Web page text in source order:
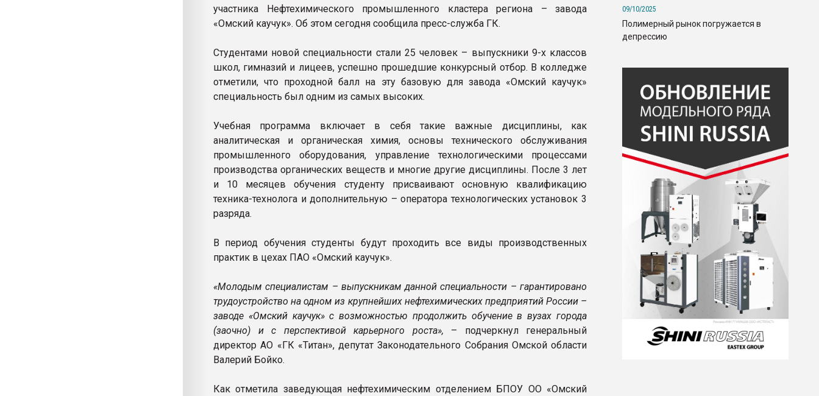
участника Нефтехимического промышленного кластера региона – завода
«Омский каучук». Об этом сегодня сообщила пресс-служба ГК.
Студентами новой специальности стали 25 человек – выпускники 9-х классов
школ, гимназий и лицеев, успешно прошедшие конкурсный отбор. В колледже
отметили, что проходной балл на эту базовую для завода «Омский каучук»
специальность был одним из самых высоких.
Учебная программа включает в себя такие важные дисциплины, как
аналитическая и органическая химия, основы технического обслуживания
промышленного оборудования, управление технологическими процессами
производства органических веществ и многие другие дисциплины. После 3 лет
и 10 месяцев обучения студенту присваивают основную квалификацию
техника-технолога и дополнительную – оператора технологических установок 3
разряда.
В период обучения студенты будут проходить все виды производственных
практик в цехах ПАО «Омский каучук».
«Молодым специалистам – выпускникам данной специальности – гарантировано
трудоустройство на одном из крупнейших нефтехимических предприятий России –
заводе «Омский каучук» с возможностью продолжить обучение в вузах города
(заочно) и с перспективой карьерного роста», – подчеркнул генеральный
директор АО «ГК «Титан», депутат Законодательного Собрания Омской области
Валерий Бойко.
Как отметила заведующая нефтехимическим отделением БПОУ ОО «Омский
09/10/2025
Полимерный рынок погружается в
депрессию